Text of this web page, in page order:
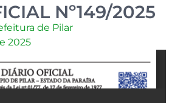
Nº149/2025
de Pilar
2025